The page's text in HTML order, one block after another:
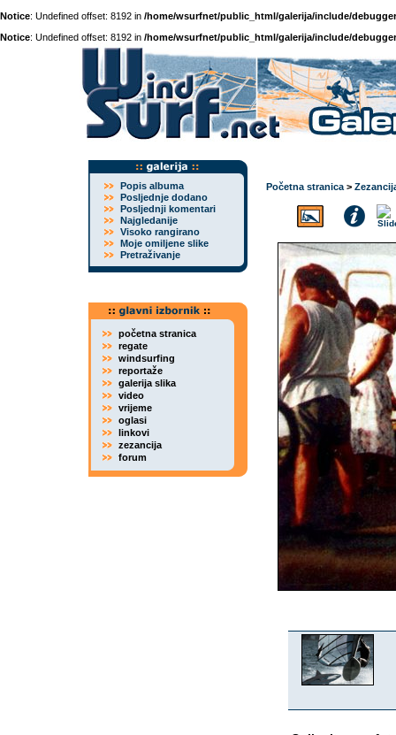
Notice: Undefined offset: 8192 in /home/wsurfnet/public_html/galerija/include/
Notice: Undefined offset: 8192 in /home/wsurfnet/public_html/galerija/include/
Popis albuma
Posljednje dodano
Posljednji komentari
Najgledanije
Visoko rangirano
Moje omiljene slike
Pretraživanje
početna stranica
regate
windsurfing
reportaže
galerija slika
video
vrijeme
oglasi
linkovi
zezancija
forum
Početna stranica >